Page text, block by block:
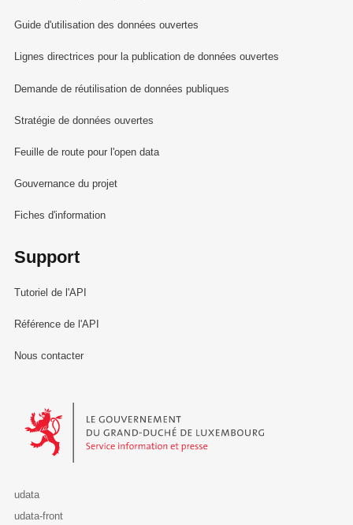
Guide d'utilisation des données ouvertes
Lignes directrices pour la publication de données ouvertes
Demande de réutilisation de données publiques
Stratégie de données ouvertes
Feuille de route pour l'open data
Gouvernance du projet
Fiches d'information
Support
Tutoriel de l'API
Référence de l'API
Nous contacter
Le Gouvernement du Grand-Duché de Luxembourg - Service
udata
udata-front